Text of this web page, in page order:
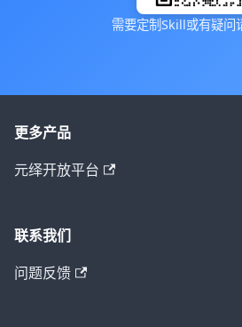
需要定制Skill或有疑问
更多产品
元绎开放平台
联系我们
问题反馈